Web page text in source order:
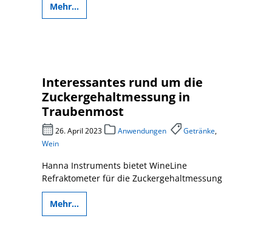
Mehr...
Interessantes rund um die
Zuckergehaltmessung in
Traubenmost
26. April 2023 Anwendungen Getränke,
Wein
Hanna Instruments bietet WineLine
Refraktometer für die Zuckergehaltmessung
Mehr...